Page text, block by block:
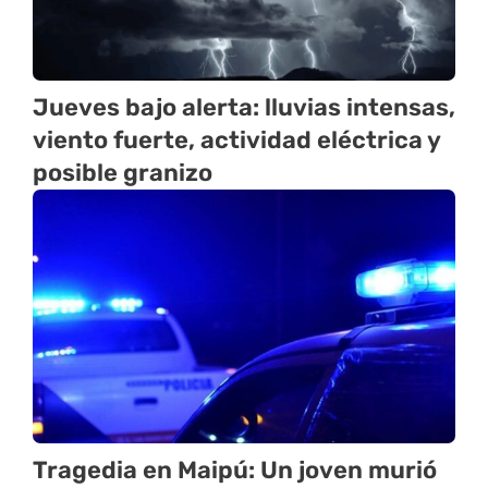
Jueves bajo alerta: lluvias intensas,
viento fuerte, actividad eléctrica y
posible granizo
Tragedia en Maipú: Un joven murió